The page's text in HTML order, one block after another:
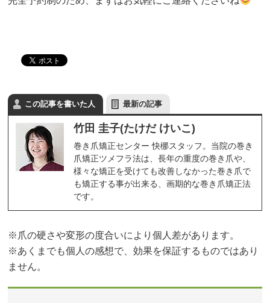
この記事を書いた人 最新の記事
竹田 圭子(たけだ けいこ)
巻き爪矯正センター 快梛スタッフ。当院の巻き
爪矯正ツメフラ法は、長年の重度の巻き爪や、
様々な矯正を受けても改善しなかった巻き爪で
も矯正する事が出来る、画期的な巻き爪矯正法
です。
※爪の硬さや変形の度合いにより個人差があります。
※あくまでも個人の感想で、効果を保証するものではあり
ません。